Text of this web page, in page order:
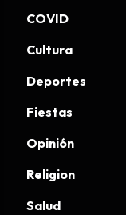
COVID
Cultura
Deportes
Fiestas
Opinión
Religion
Salud